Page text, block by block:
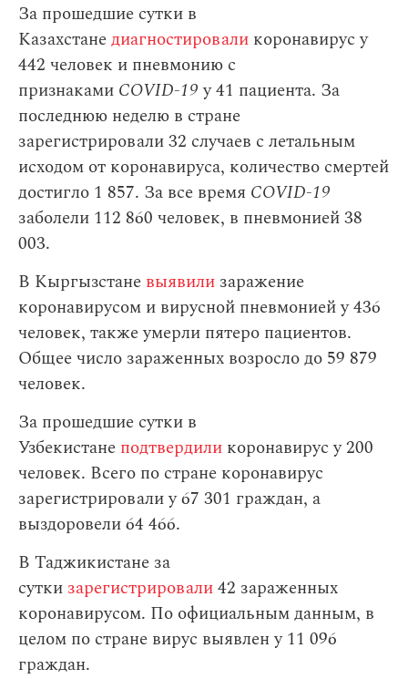
За прошедшие сутки в
Казахстанедиагностировали коронавирус у
442 человек и пневмонию с
признаками COVID-19у 41 пациента. За
последнюю неделю в стране
зарегистрировали 32 случаев с летальным
исходом от коронавируса, количество смертей
достигло 1 857. За все время COVID-19
заболели 112 860 человек, в пневмонией 38
003.
В Кыргызстане выявили заражение
коронавирусом и вирусной пневмонией у 436
человек, также умерли пятеро пациентов.
Общее число зараженных возросло до 59 879
человек.
За прошедшие сутки в
Узбекистане подтвердили коронавирус у 200
человек. Всего по стране коронавирус
зарегистрировали у 67 301 граждан, а
выздоровели 64 466.
В Таджикистане за
сутки зарегистрировали42 зараженных
коронавирусом. По официальным данным, в
целом по стране вирус выявлен у 11 096
граждан.